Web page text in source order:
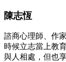
陳志恆
諮商心理師、作
時候立志當上教
與人相處，但也